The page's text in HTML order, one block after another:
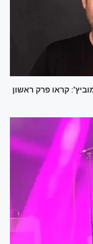
קראו פרק ראשון